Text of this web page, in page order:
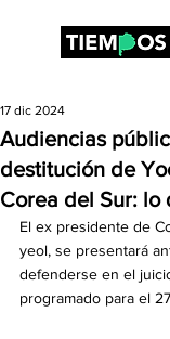
Audiencias
destitución de
Corea del Sur: lo
17 dic 2024
El ex presidente de
yeol, se presentará
defenderse en el
programado para el